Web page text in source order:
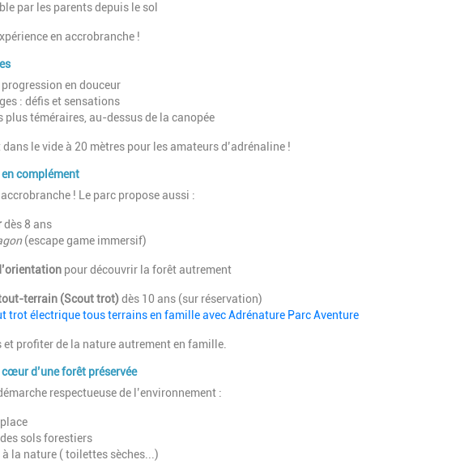
par les parents depuis le sol
en accrobranche !
en douceur
: défis et sensations
plus téméraires, au-dessus de la canopée
dans le vide à 20 mètres pour les amateurs d’adrénaline !
complément
! Le parc propose aussi :
dès 8 ans
(escape game immersif)
pour découvrir la forêt autrement
terrain (Scout trot)dès 10 ans (sur réservation)
trot électrique tous terrains en famille avec Adrénature Parc Aventure
profiter de la nature autrement en famille.
d’une forêt préservée
respectueuse de l’environnement :
sols forestiers
la nature ( toilettes sèches...)